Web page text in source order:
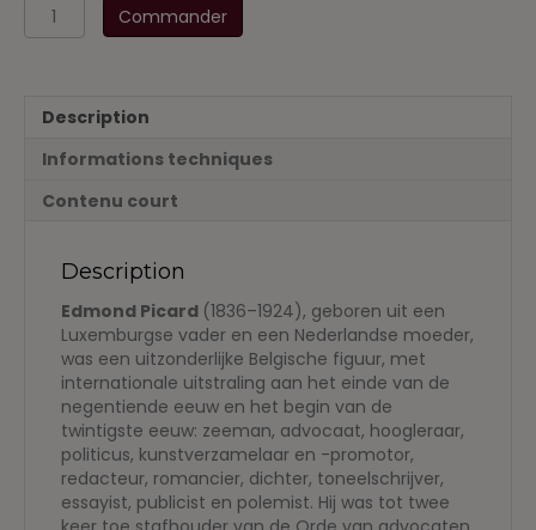
quantité
de
Gêne
Commander
Description
Informations techniques
Contenu court
Description
Edmond Picard (1836–1924), geboren uit een
Luxemburgse vader en een Nederlandse moeder,
was een uitzonderlijke Belgische figuur, met
internationale uitstraling aan het einde van de
negentiende eeuw en het begin van de
twintigste eeuw: zeeman, advocaat, hoogleraar,
politicus, kunstverzamelaar en -promotor,
redacteur, romancier, dichter, toneelschrijver,
essayist, publicist en polemist. Hij was tot twee